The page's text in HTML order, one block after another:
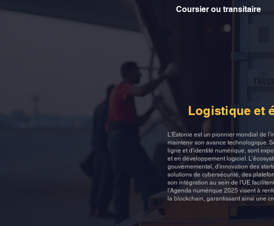
Coursier ou transitaire
Logistique et
L'Estonie est un pionnier mondial de
maintenir son avance technologique.
ligne et d'identité numérique, sont
et en développement logiciel.
gouvernemental, d'innovation des
solutions de cybersécurité, des
son intégration au sein de l'UE
l'Agenda numérique 2025 visent à
la blockchain, garantissant ainsi une